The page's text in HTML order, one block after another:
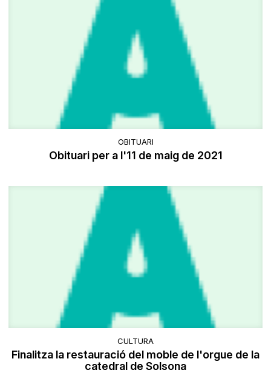
OBITUARI
Obituari per a l'11 de maig de 2021
CULTURA
Finalitza la restauració del moble de l'orgue de la
catedral de Solsona